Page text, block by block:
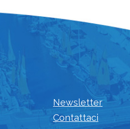
Newsletter
Contattaci